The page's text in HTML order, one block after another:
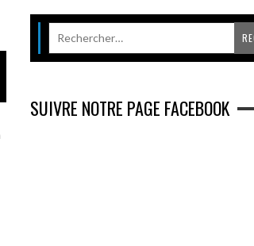
SUIVRE NOTRE PAGE FACEBOOK